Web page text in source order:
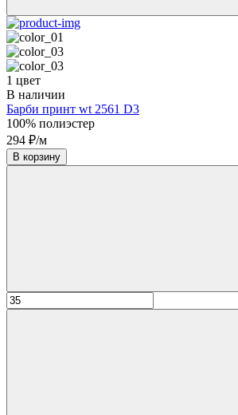
1 цвет
В наличии
Барби принт wt 2561 D3
100% полиэстер
294 ₽/м
В корзину